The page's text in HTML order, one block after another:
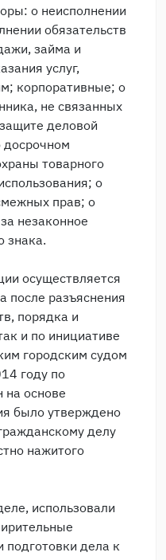
о неисполнении
обязательств
займа и
услуг,
корпоративные; о
не связанных
деловой
досрочном
товарного
о
прав; о
незаконное
знака.
осуществляется
после разъяснения
порядка и
и по инициативе
городским судом
году по
на основе
было утверждено
делу
нажитого
использовали
подготовки дела к